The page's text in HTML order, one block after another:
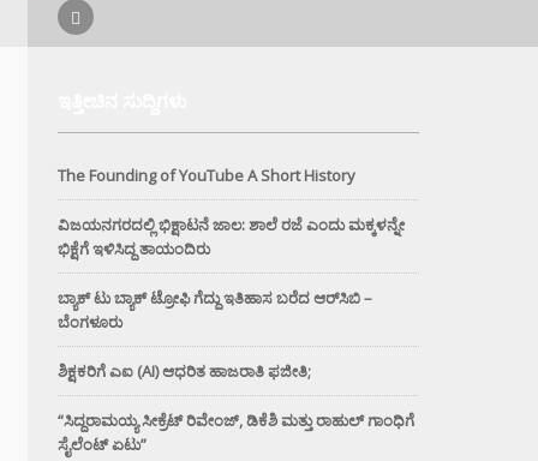
The Founding of YouTube A Short History
ವಿಜಯನಗರದಲ್ಲಿ ಭಿಕ್ಷಾಟನೆ ಜಾಲ: ಶಾಲೆ ರಜೆ ಎಂದು ಮಕ್ಕಳನ್ನೇ
ಭಿಕ್ಷೆಗೆ ಇಳಿಸಿದ್ದ ತಾಯಂದಿರು
ಬ್ಯಾಕ್ ಟು ಬ್ಯಾಕ್ ಟ್ರೋಫಿ ಗೆದ್ದು ಇತಿಹಾಸ ಬರೆದ ಆರ್‌ಸಿಬಿ –
ಬೆಂಗಳೂರು
ಶಿಕ್ಷಕರಿಗೆ ಎಐ (AI) ಆಧರಿತ ಹಾಜರಾತಿ ಫಜೀತಿ;
“ಸಿದ್ದರಾಮಯ್ಯ ಸೀಕ್ರೆಟ್ ರಿವೇಂಜ್‌, ಡಿಕೆಶಿ ಮತ್ತು ರಾಹುಲ್‌ ಗಾಂಧಿಗೆ
ಸೈಲೆಂಟ್ ಏಟು”